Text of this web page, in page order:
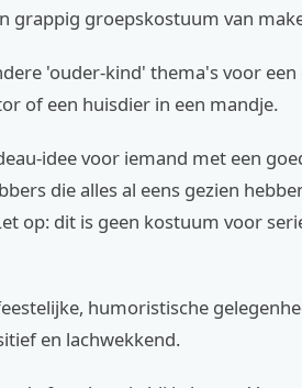
grappig groepskostuum van
'ouder-kind' thema's voor een
of een huisdier in een mandje.
idee voor iemand met een
die alles al eens gezien
op: dit is geen kostuum voor
humoristische
en lachwekkend.